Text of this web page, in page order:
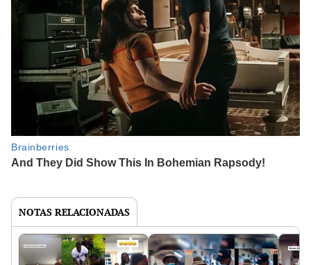
NOTAS RELACIONADAS